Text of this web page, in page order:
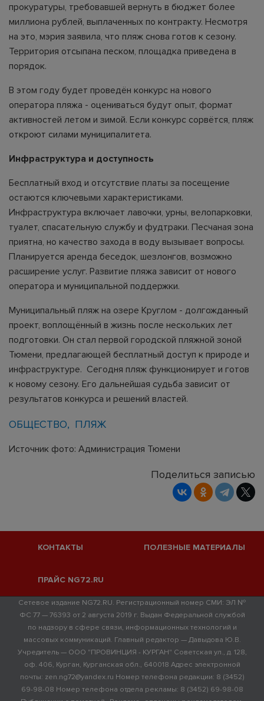
прокуратуры, требовавшей вернуть в бюджет более
миллиона рублей, выплаченных по контракту. Несмотря
на это, мэрия заявила, что пляж снова готов к сезону.
Территория отсыпана песком, площадка приведена в
порядок.
В этом году будет проведён конкурс на нового
оператора пляжа - оцениваться будут опыт, формат
активностей летом и зимой. Если конкурс сорвётся, пляж
откроют силами муниципалитета.
Инфраструктура и доступность
Бесплатный вход и отсутствие платы за посещение
остаются ключевыми характеристиками.
Инфраструктура включает лавочки, урны, велопарковки,
туалет, спасательную службу и фудтраки. Песчаная зона
приятна, но качество захода в воду вызывает вопросы.
Планируется аренда беседок, шезлонгов, возможно
расширение услуг. Развитие пляжа зависит от нового
оператора и муниципальной поддержки.
Муниципальный пляж на озере Круглом - долгожданный
проект, воплощённый в жизнь после нескольких лет
подготовки. Он стал первой городской пляжной зоной
Тюмени, предлагающей бесплатный доступ к природе и
инфраструктуре. Сегодня пляж функционирует и готов
к новому сезону. Его дальнейшая судьба зависит от
результатов конкурса и решений властей.
ОБЩЕСТВО ПЛЯЖ
Источник фото: Администрация Тюмени
Поделиться записью
КОНТАКТЫ ПОЛЕЗНЫЕ МАТЕРИАЛЫ
ПРАЙС NG72.RU
Сетевое издание NG72.RU. Регистрационный номер СМИ: ЭЛ №
ФС 77 — 76393 от 2 августа 2019 г. Выдан Федеральной службой
по надзору в сфере связи, информационных технологий и
массовых коммуникаций. Главный редактор — Давыдова Ю.В.
Учредитель — ООО "ПРОВИНЦИЯ - КУРГАН" Советская ул., д. 128,
оф. 406, Курган, Курганская обл., 640018 Адрес электронной
почты: zen.ng72@yandex.ru Номер телефона редакции: 8 (3452)
69-98-08 Номер телефона отдела рекламы: 8 (3452) 69-98-08